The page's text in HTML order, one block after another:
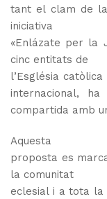
tant el clam de
iniciativa
«Enlázate per la
cinc entitats de
l’Església
internacional,
compartida amb
Aquesta
proposta es
la comunitat
eclesial i a tota la